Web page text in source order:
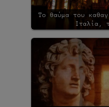
Το θαύμα του
Ιταλία,